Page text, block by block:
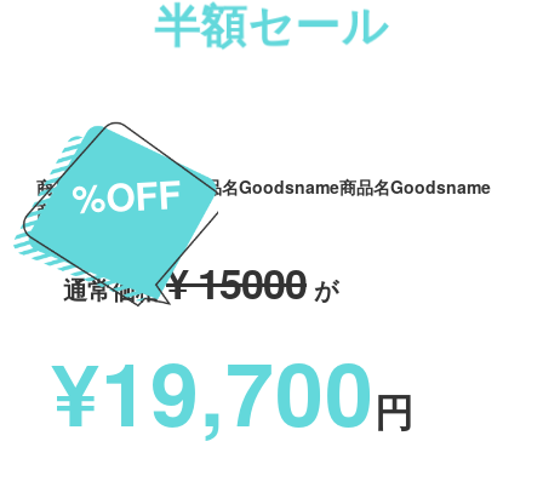
半額セール
%OFF
商品名Goodsname商品名Goodsname商品名Goodsname
商品名Goodsname
通常価格¥ 15000 が
¥19,700円